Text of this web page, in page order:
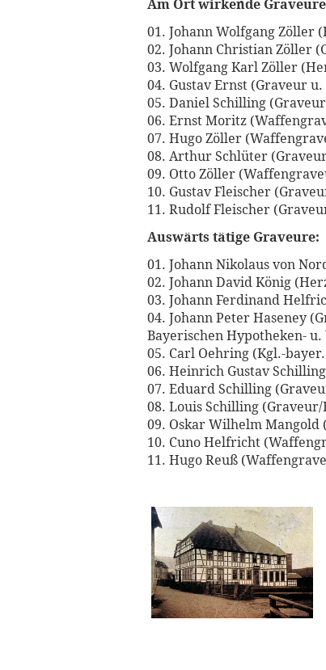
Am Ort wirkende
01. Johann Wolfgang Zöller
02. Johann Christian Zöller
03. Wolfgang Karl Zöller
04. Gustav Ernst (Graveur
05. Daniel Schilling
06. Ernst Moritz
07. Hugo Zöller
08. Arthur Schlüter
09. Otto Zöller
10. Gustav Fleischer
11. Rudolf Fleischer
Auswärts tätige Graveure:
01. Johann Nikolaus von
02. Johann David König
03. Johann Ferdinand
04. Johann Peter Haseney
Bayerischen Hypotheken-
05. Carl Oehring (Kgl.-
06. Heinrich Gustav
07. Eduard Schilling
08. Louis Schilling
09. Oskar Wilhelm
10. Cuno Helfricht
11. Hugo Reuß